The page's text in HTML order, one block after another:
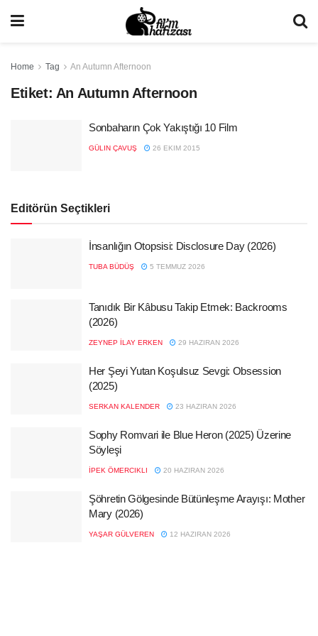
Home Tag An Autumn Afternoon
Etiket: An Autumn Afternoon
Sonbaharın Çok Yakıştığı 10 Film
GÜLIN ÇAVUŞ 26 EKIM 2015
Editörün Seçtikleri
İnsanlığın Otopsisi: Disclosure Day (2026)
TUBA BÜDÜŞ 5 TEMMUZ 2026
Tanıdık Bir Kâbusu Takip Etmek: Backrooms
(2026)
ZEYNEP İLAY ERKEN 29 HAZIRAN 2026
Her Şeyi Yutan Koşulsuz Sevgi: Obsession
(2025)
SERKAN KALENDER 23 HAZIRAN 2026
Sophy Romvari ile Blue Heron (2025) Üzerine
Söyleşi
İPEK ÖMERCIKLI 20 HAZIRAN 2026
Şöhretin Gölgesinde Bütünleşme Arayışı: Mother
Mary (2026)
YAŞAR GÜLVEREN 12 HAZIRAN 2026